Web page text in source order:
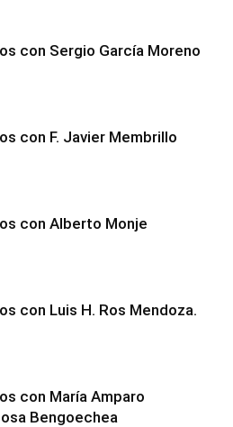
con Sergio García Moreno
con F. Javier Membrillo
con Alberto Monje
con Luis H. Ros Mendoza.
con María Amparo
Bengoechea